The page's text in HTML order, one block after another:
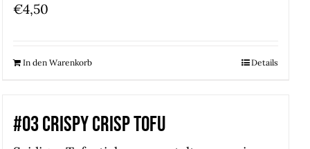
€4,50
In den Warenkorb Details
#03 CRISPY CRISP TOFU